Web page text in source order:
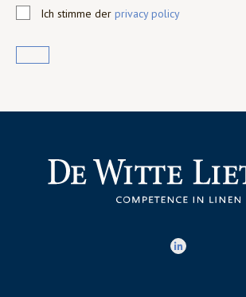
Ich stimme der privacy policy